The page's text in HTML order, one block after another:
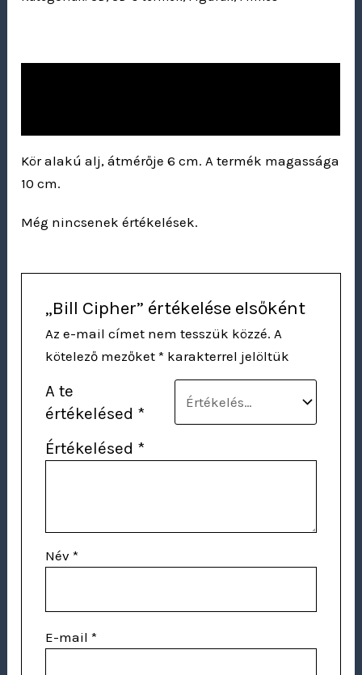
Kör alakú alj, átmérője 6 cm. A termék magassága
10 cm.
Még nincsenek értékelések.
„Bill Cipher” értékelése elsőként
Az e-mail címet nem tesszük közzé. A
kötelező mezőket * karakterrel jelöltük
A te
értékelésed *
Értékelésed *
Név *
E-mail *